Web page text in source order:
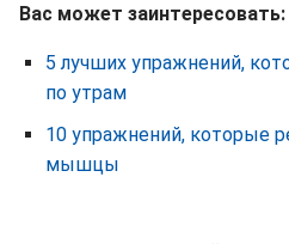
Вас может заинтересовать:
5 лучших упражнений,
по утрам
10 упражнений, которые
мышцы